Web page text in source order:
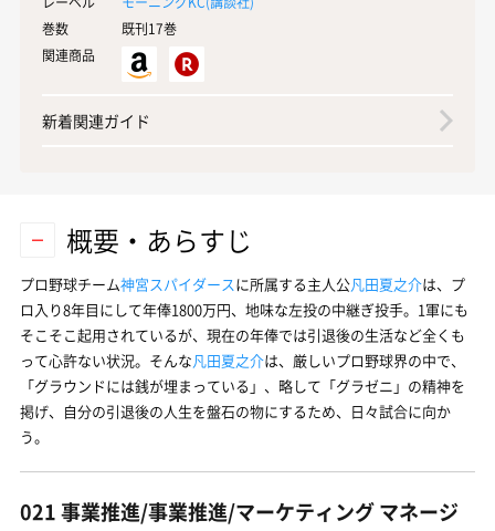
巻数
既刊17巻
関連商品
新着関連ガイド
概要・あらすじ
プロ野球チーム神宮スパイダースに所属する主人公凡田夏之介は、プ
ロ入り8年目にして年俸1800万円、地味な左投の中継ぎ投手。1軍にも
そこそこ起用されているが、現在の年俸では引退後の生活など全くも
って心許ない状況。そんな凡田夏之介は、厳しいプロ野球界の中で、
「グラウンドには銭が埋まっている」、略して「グラゼニ」の精神を
掲げ、自分の引退後の人生を盤石の物にするため、日々試合に向か
う。
021 事業推進/事業推進/マーケティング マネージ